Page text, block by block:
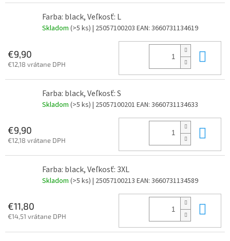
Farba: black, Veľkosť: L
Skladom (>5 ks) | 25057100203 EAN: 3660731134619
€9,90
€12,18 vrátane DPH
Farba: black, Veľkosť: S
Skladom (>5 ks) | 25057100201 EAN: 3660731134633
€9,90
€12,18 vrátane DPH
Farba: black, Veľkosť: 3XL
Skladom (>5 ks) | 25057100213 EAN: 3660731134589
€11,80
€14,51 vrátane DPH